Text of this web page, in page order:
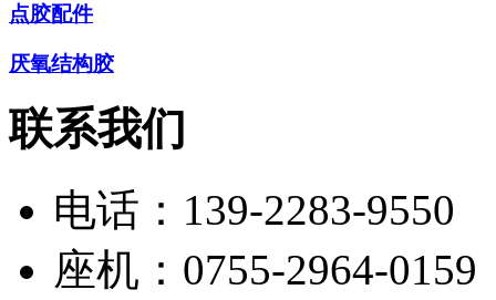
点胶配件
厌氧结构胶
联系我们
电话： 139-2283-9550
座机： 0755-2964-0159